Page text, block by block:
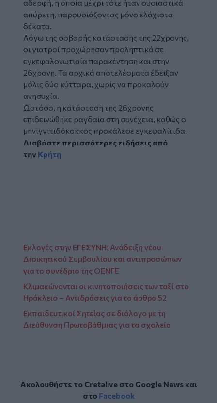
αδερφή, η οποία μέχρι τότε ήταν ουσιαστικά
απύρετη, παρουσιάζοντας μόνο ελάχιστα
δέκατα.
Λόγω της σοβαρής κατάστασης της 22χρονης,
οι γιατροί προχώρησαν προληπτικά σε
εγκεφαλονωτιαία παρακέντηση και στην
26χρονη. Τα αρχικά αποτελέσματα έδειξαν
μόλις δύο κύτταρα, χωρίς να προκαλούν
ανησυχία.
Ωστόσο, η κατάσταση της 26χρονης
επιδεινώθηκε ραγδαία στη συνέχεια, καθώς ο
μηνιγγιτιδόκοκκος προκάλεσε εγκεφαλίτιδα.
Διαβάστε περισσότερες ειδήσεις από
την Κρήτη
Εκλογές στην ΕΓΕΣΥΝΗ: Ανάδειξη νέου
Διοικητικού Συμβουλίου και αντιπροσώπων
για το συνέδριο της ΟΕΝΓΕ
Κλιμακώνονται οι κινητοποιήσεις των ταξί στο
Ηράκλειο – Αντιδράσεις για το άρθρο 52
Εκπαιδευτικοί Σητείας σε διάλογο με τη
Διεύθυνση Πρωτοβάθμιας για τα σχολεία
Ακολουθήστε το Cretalive στο Google Newsκαι
στο Facebook